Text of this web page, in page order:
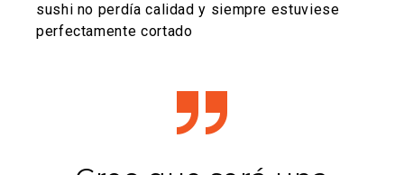
sushi no perdía calidad y siempre estuviese
perfectamente cortado